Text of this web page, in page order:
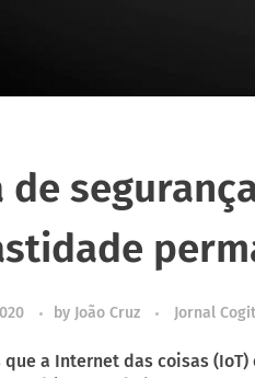
de
by João Cruz Jornal
que a Internet das coisas